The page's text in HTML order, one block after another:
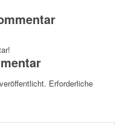
Erforderliche